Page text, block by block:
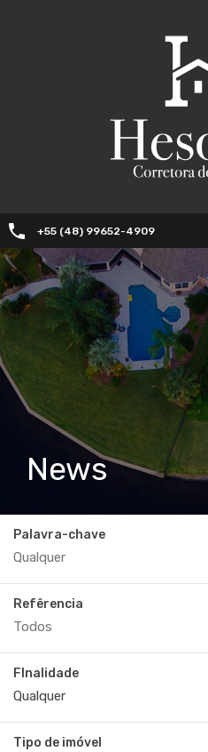
+55 (48) 99652-4909
News
Palavra-chave
Refêrencia
FInalidade
Qualquer
Tipo de imóvel